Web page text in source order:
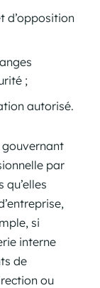
d’opposition
;
autorisé.
gouvernant
par
si
interne
de
ou